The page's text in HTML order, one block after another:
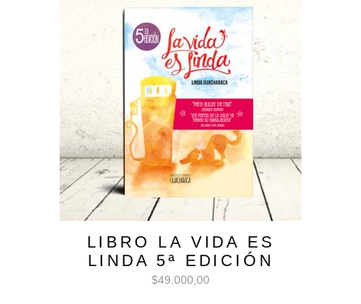
LIBRO LA VIDA ES
LINDA 5ª EDICIÓN
$49.000,00